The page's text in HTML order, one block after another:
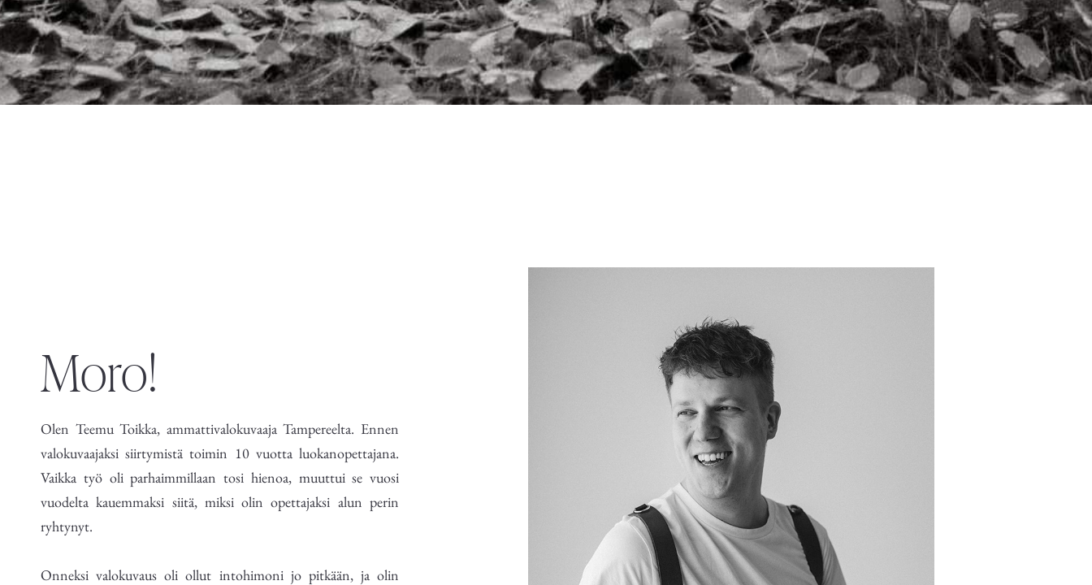
Moro!
Olen Teemu Toikka, ammattivalokuvaaja Tampereelta. Ennen
valokuvaajaksi siirtymistä toimin 10 vuotta luokanopettajana.
Vaikka työ oli parhaimmillaan tosi hienoa, muuttui se vuosi
vuodelta kauemmaksi siitä, miksi olin opettajaksi alun perin
ryhtynyt.
Onneksi valokuvaus oli ollut intohimoni jo pitkään, ja olin